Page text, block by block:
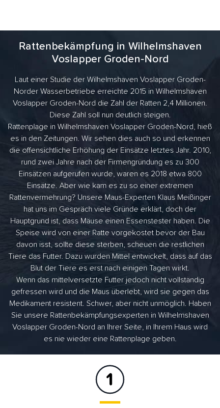
Rattenbekämpfung in Wilhelmshaven
Voslapper Groden-Nord
Laut einer Studie der Wilhelmshaven Voslapper Groden-
Norder Wasserbetriebe erreichte 2015 in Wilhelmshaven
Voslapper Groden-Nord die Zahl der Ratten 2,4 Millionen.
Diese Zahl soll nun deutlich steigen.
Rattenplage in Wilhelmshaven Voslapper Groden-Nord, hieß
es in den Zeitungen. Wir sehen dies auch so und erkennen
die offensichtliche Erhöhung der Einsätze letztes Jahr. 2010,
rund zwei Jahre nach der Firmengründung es zu 300
Einsätzen aufgerufen wurde, waren es 2018 etwa 800
Einsätze. Aber wie kam es zu so einer extremen
Rattenvermehrung? Unsere Maus-Experten Klaus Meißinger
hat uns im Gespräch viele Gründe erklärt, doch der
Hauptgrund ist, dass Mäuse einen Essenstester haben. Die
Speise wird von einer Ratte vorgekostet bevor der Bau
davon isst, sollte diese sterben, scheuen die restlichen
Tiere das Futter. Dazu wurden Mittel entwickelt, dass auf das
Blut der Tiere es erst nach einigen Tagen wirkt.
Wenn das mittelversetzte Futter jedoch nicht vollständig
gefressen wird und die Maus überlebt, wird sie gegen das
Medikament resistent. Schwer, aber nicht unmöglich. Haben
Sie unsere Rattenbekämpfungsexperten in Wilhelmshaven
Voslapper Groden-Nord an Ihrer Seite, in Ihrem Haus wird
es nie wieder eine Rattenplage geben.